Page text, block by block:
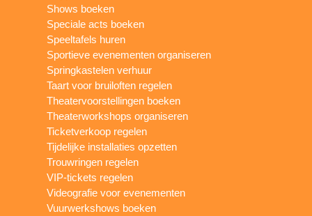
Shows boeken
Speciale acts boeken
Speeltafels huren
Sportieve evenementen organiseren
Springkastelen verhuur
Taart voor bruiloften regelen
Theatervoorstellingen boeken
Theaterworkshops organiseren
Ticketverkoop regelen
Tijdelijke installaties opzetten
Trouwringen regelen
VIP-tickets regelen
Videografie voor evenementen
Vuurwerkshows boeken